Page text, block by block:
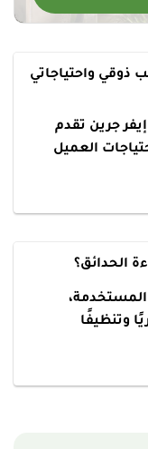
واحتياجاتي
جرين تقدم
العميل
الحدائق؟
المستخدمة،
وتنظيفًا